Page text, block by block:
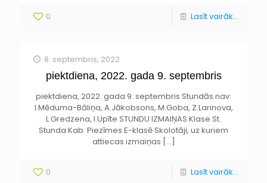
0 Lasīt vairāk...
8. septembris, 2022
piektdiena, 2022. gada 9. septembris
piektdiena, 2022. gada 9. septembris Stundās nav:
I.Mēduma-Bāliņa, A.Jākobsons, M.Goba, Z.Larinova,
L.Gredzena, I.Upīte STUNDU IZMAIŅAS Klase St.
Stunda Kab. Piezīmes E-klasē Skolotāji, uz kuriem
attiecas izmaiņas […]
0 Lasīt vairāk...